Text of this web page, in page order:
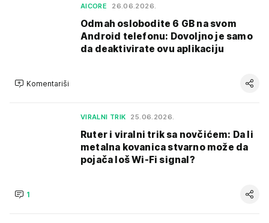
AICORE 26.06.2026.
Odmah oslobodite 6 GB na svom
Android telefonu: Dovoljno je samo
da deaktivirate ovu aplikaciju
Komentariši
VIRALNI TRIK 25.06.2026.
Ruter i viralni trik sa novčićem: Da li
metalna kovanica stvarno može da
pojača loš Wi-Fi signal?
1